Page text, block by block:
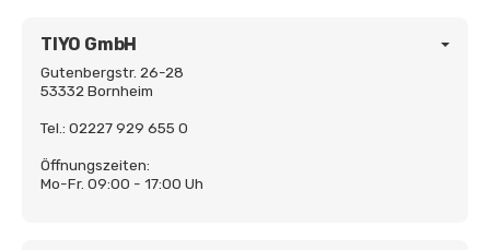
TIYO GmbH
Gutenbergstr. 26-28
53332 Bornheim
Tel.: 02227 929 655 0
Öffnungszeiten:
Mo-Fr. 09:00 - 17:00 Uh